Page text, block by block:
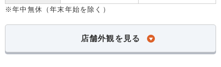
※年中無休（年末年始を除く）
店舗外観を見る